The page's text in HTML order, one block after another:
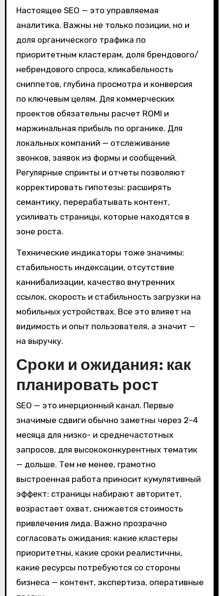
Настоящее SEO — это управляемая
аналитика. Важны не только позиции, но и
доля органического трафика по
приоритетным кластерам, доля брендового/
небрендового спроса, кликабельность
сниппетов, глубина просмотра и конверсия
по ключевым целям. Для коммерческих
проектов обязательны расчет ROMI и
маржинальная прибыль по органике. Для
локальных компаний — отслеживание
звонков, заявок из формы и сообщений.
Регулярные спринты и отчеты позволяют
корректировать гипотезы: расширять
семантику, перерабатывать контент,
усиливать страницы, которые находятся в
зоне роста.
Технические индикаторы тоже значимы:
стабильность индексации, отсутствие
каннибализации, качество внутренних
ссылок, скорость и стабильность загрузки на
мобильных устройствах. Все это влияет на
видимость и опыт пользователя, а значит —
на выручку.
Сроки и ожидания: как
планировать рост
SEO — это инерционный канал. Первые
значимые сдвиги обычно заметны через 2–4
месяца для низко- и среднечастотных
запросов, для высококонкурентных тематик
— дольше. Тем не менее, грамотно
выстроенная работа приносит кумулятивный
эффект: страницы набирают авторитет,
возрастает охват, снижается стоимость
привлечения лида. Важно прозрачно
согласовать ожидания: какие кластеры
приоритетны, какие сроки реалистичны,
какие ресурсы потребуются со стороны
бизнеса — контент, экспертиза, оперативные